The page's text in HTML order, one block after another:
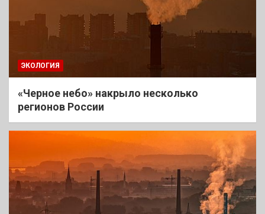
ЭКОЛОГИЯ
«Черное небо» накрыло несколько
регионов России